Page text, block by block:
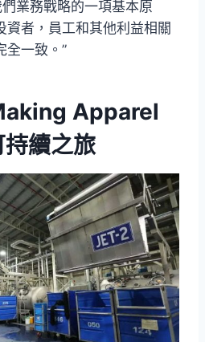
業務戰略的一項基本原
資者，員工和其他利益相關
全一致。”
Apparel
持續之旅